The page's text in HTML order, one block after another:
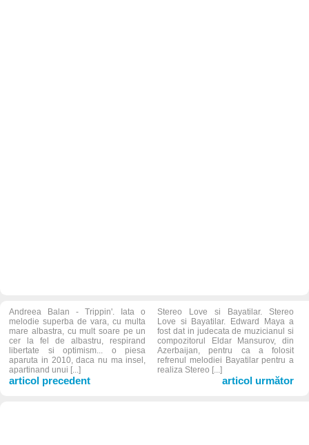
Andreea Balan - Trippin'. Iata o
melodie superba de vara, cu multa
mare albastra, cu mult soare pe un
cer la fel de albastru, respirand
libertate si optimism... o piesa
aparuta in 2010, daca nu ma insel,
apartinand unui [...]
articol precedent
Stereo Love si Bayatilar. Stereo
Love si Bayatilar. Edward Maya a
fost dat in judecata de muzicianul si
compozitorul Eldar Mansurov, din
Azerbaijan, pentru ca a folosit
refrenul melodiei Bayatilar pentru a
realiza Stereo [...]
articol următor